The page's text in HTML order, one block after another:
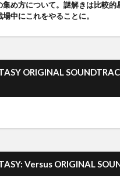
め方について。謎解きは比較的
中にこれをやることに。
ORIGINAL
Versus ORIGINAL